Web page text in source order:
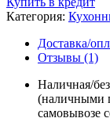
Категория:
Доставка/
Отзывы (1)
Наличная/
(наличными
самовывозе